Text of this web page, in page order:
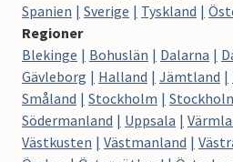
Spanien
Sverige Tyskland
Regioner
Blekinge
Bohuslän Dalarna
Gävleborg
Halland Jämtland
Småland
Stockholm
Södermanland
Uppsala
Västkusten
Västmanland